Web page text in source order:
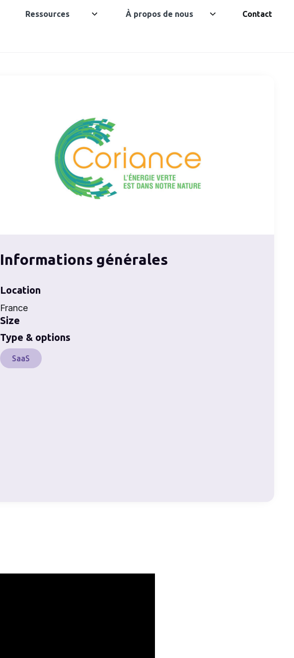
Ressources À propos de nous Contact
Informations générales
Location
France
Size
Type & options
SaaS